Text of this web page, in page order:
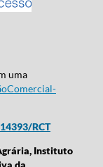
uma
RCT
Instituto